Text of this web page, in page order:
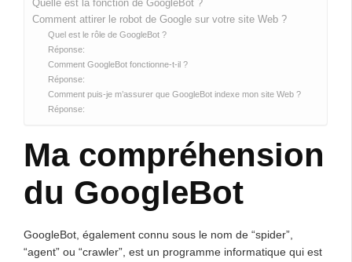
Quelle est la fonction de GoogleBot ?
Comment attirer le robot de Google sur votre site Web ?
Quel est le rôle de GoogleBot ?
Réponse:
Comment GoogleBot fonctionne-t-il ?
Réponse:
Comment puis-je m’assurer que GoogleBot indexe mon site Web ?
Réponse:
Ma compréhension
du GoogleBot
GoogleBot, également connu sous le nom de “spider”,
“agent” ou “crawler”, est un programme informatique qui est